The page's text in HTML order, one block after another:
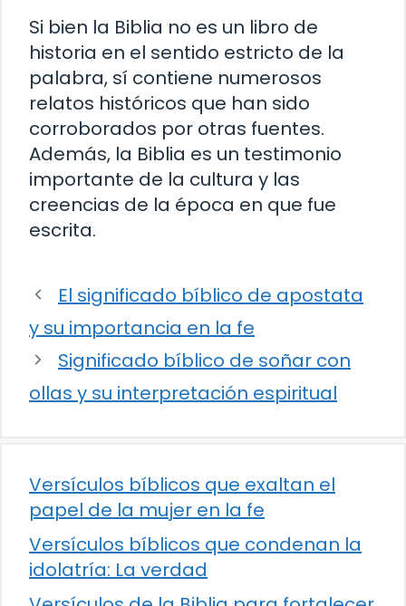
Si bien la Biblia no es un libro de
historia en el sentido estricto de la
palabra, sí contiene numerosos
relatos históricos que han sido
corroborados por otras fuentes.
Además, la Biblia es un testimonio
importante de la cultura y las
creencias de la época en que fue
escrita.
El significado bíblico de apostata
y su importancia en la fe
Significado bíblico de soñar con
ollas y su interpretación espiritual
Versículos bíblicos que exaltan el
papel de la mujer en la fe
Versículos bíblicos que condenan la
idolatría: La verdad